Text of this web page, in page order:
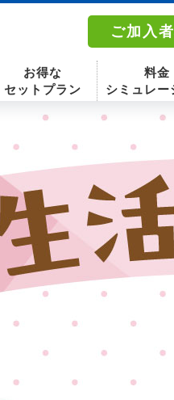
南東北センター(米
山形県米沢市春日四丁目2-75
0238-24-2525
ご加入
テレビ スマホ
テレビ
お得な
セットプラン
料金
シミュレー
南東北センター(福
〒960-8252